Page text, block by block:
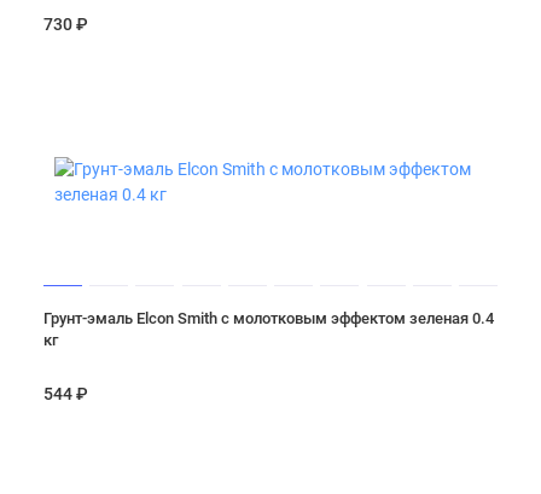
730 ₽
Грунт-эмаль Elcon Smith с молотковым эффектом зеленая 0.4
кг
544 ₽